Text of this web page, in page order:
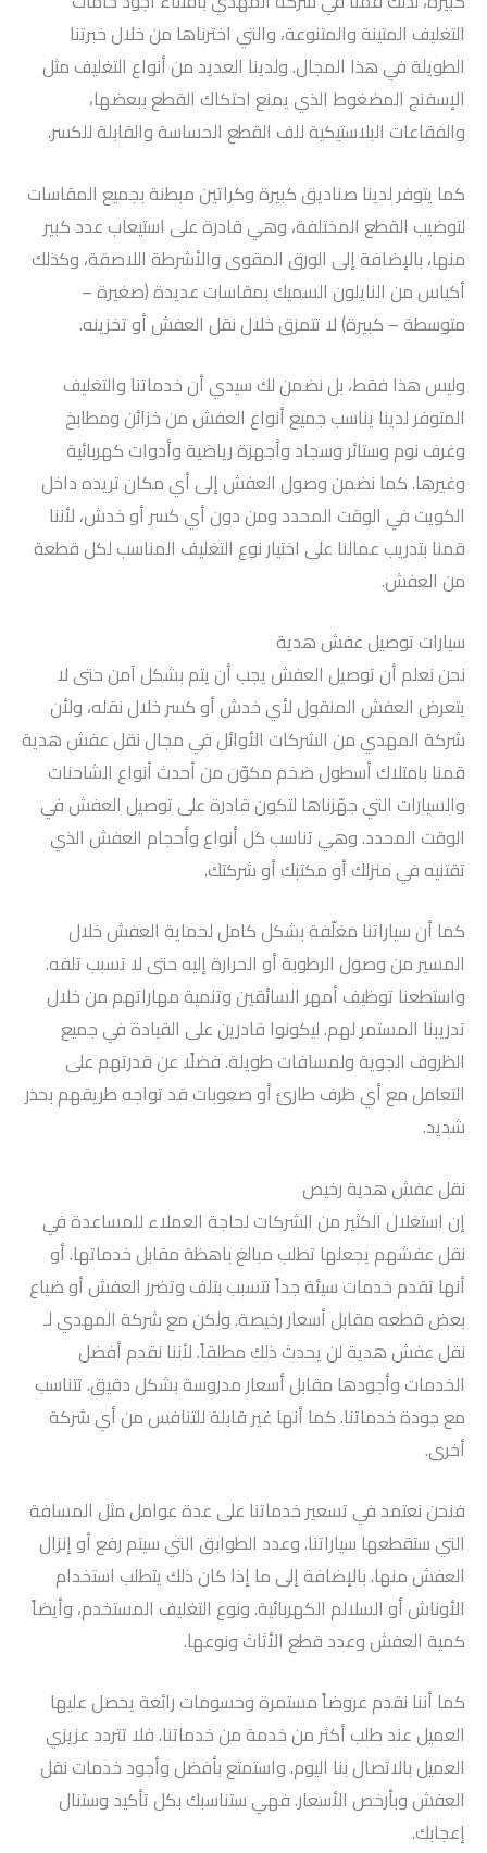
التغليف المتينة والمتنوعة، والتي اخترناها من خلال خبرتنا
الطويلة في هذا المجال. ولدينا العديد من أنواع التغليف مثل
الإسفنج المضغوط الذي يمنع احتكاك القطع ببعضها،
والفقاعات البلاستيكية للف القطع الحساسة والقابلة للكسر.
كما يتوفر لدينا صناديق كبيرة وكراتين مبطنة بجميع المقاسات
لتوضيب القطع المختلفة، وهي قادرة على استيعاب عدد كبير
منها، بالإضافة إلى الورق المقوى والأشرطة اللاصقة، وكذلك
أكياس من النايلون السميك بمقاسات عديدة (صغيرة –
متوسطة – كبيرة) لا تتمزق خلال نقل العفش أو تخزينه.
وليس هذا فقط، بل نضمن لك سيدي أن خدماتنا والتغليف
المتوفر لدينا يناسب جميع أنواع العفش من خزائن ومطابخ
وغرف نوم وستائر وسجاد وأجهزة رياضية وأدوات كهربائية
وغيرها. كما نضمن وصول العفش إلى أي مكان تريده داخل
الكويت في الوقت المحدد ومن دون أي كسر أو خدش، لأننا
قمنا بتدريب عمالنا على اختيار نوع التغليف المناسب لكل قطعة
من العفش.
سيارات توصيل عفش هدية
نحن نعلم أن توصيل العفش يجب أن يتم بشكل آمن حتى لا
يتعرض العفش المنقول لأي خدش أو كسر خلال نقله، ولأن
شركة المهدي من الشركات الأوائل في مجال نقل عفش هدية
قمنا بامتلاك أسطول ضخم مكوّن من أحدث أنواع الشاحنات
والسيارات التي جهّزناها لتكون قادرة على توصيل العفش في
الوقت المحدد. وهي تناسب كل أنواع وأحجام العفش الذي
تقتنيه في منزلك أو مكتبك أو شركتك.
كما أن سياراتنا مغلّفة بشكل كامل لحماية العفش خلال
المسير من وصول الرطوبة أو الحرارة إليه حتى لا تسبب تلفه.
واستطعنا توظيف أمهر السائقين وتنمية مهاراتهم من خلال
تدريبنا المستمر لهم. ليكونوا قادرين على القيادة في جميع
الظروف الجوية ولمسافات طويلة. فضلًا عن قدرتهم على
التعامل مع أي ظرف طارئ أو صعوبات قد تواجه طريقهم بحذر
شديد.
نقل عفش هدية رخيص
إن استغلال الكثير من الشركات لحاجة العملاء للمساعدة في
نقل عفشهم يجعلها تطلب مبالغ باهظة مقابل خدماتها. أو
أنها تقدم خدمات سيئة جداً تتسبب بتلف وتضرر العفش أو ضياع
بعض قطعه مقابل أسعار رخيصة. ولكن مع شركة المهدي لـ
نقل عفش هدية لن يحدث ذلك مطلقاً. لأننا نقدم أفضل
الخدمات وأجودها مقابل أسعار مدروسة بشكل دقيق. تتناسب
مع جودة خدماتنا. كما أنها غير قابلة للتنافس من أي شركة
أخرى.
فنحن نعتمد في تسعير خدماتنا على عدة عوامل مثل المسافة
التي ستقطعها سياراتنا. وعدد الطوابق التي سيتم رفع أو إنزال
العفش منها. بالإضافة إلى ما إذا كان ذلك يتطلب استخدام
الأوناش أو السلالم الكهربائية. ونوع التغليف المستخدم، وأيضاً
كمية العفش وعدد قطع الأثاث ونوعها.
كما أننا نقدم عروضاً مستمرة وحسومات رائعة يحصل عليها
العميل عند طلب أكثر من خدمة من خدماتنا. فلا تتردد عزيزي
العميل بالاتصال بنا اليوم. واستمتع بأفضل وأجود خدمات نقل
العفش وبأرخص الأسعار. فهي ستناسبك بكل تأكيد وستنال
إعجابك.